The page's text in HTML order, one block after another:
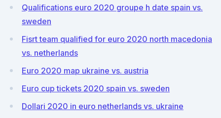
Qualifications euro 2020 groupe h date spain vs.
sweden
Fisrt team qualified for euro 2020 north macedonia
vs. netherlands
Euro 2020 map ukraine vs. austria
Euro cup tickets 2020 spain vs. sweden
Dollari 2020 in euro netherlands vs. ukraine